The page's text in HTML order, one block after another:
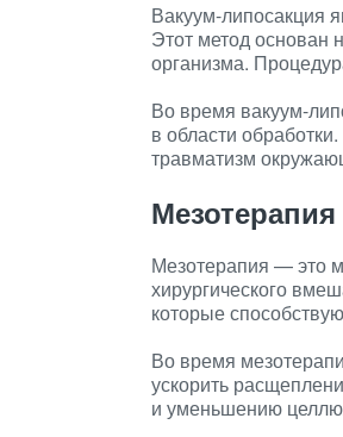
Вакуум-липосакция
Этот метод основан
организма.
Во время вакуум-
в области
травматизм
Мезотерапия
Мезотерапия — это
хирургического
которые
Во время
ускорить
и уменьшению